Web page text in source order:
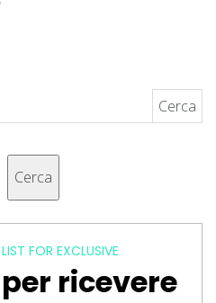
Cerca
FOR EXCLUSIVE
ricevere